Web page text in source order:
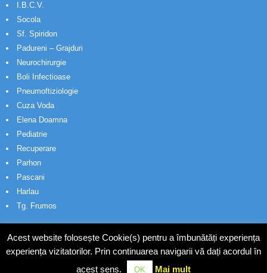
I.B.C.V.
Socola
Sf. Spiridon
Padureni – Grajduri
Neurochirurgie
Boli Infectioase
Pneumoftiziologie
Cuza Voda
Elena Doamna
Pediatrie
Recuperare
Parhon
Pascani
Harlau
Tg. Frumos
Acest website folosește Cookie(s) pentru a îmbunătăți experiența
experiența vizitatorilor. Prin continuarea navigarii vă dați acordul în
acest sens.
OK Mai mult